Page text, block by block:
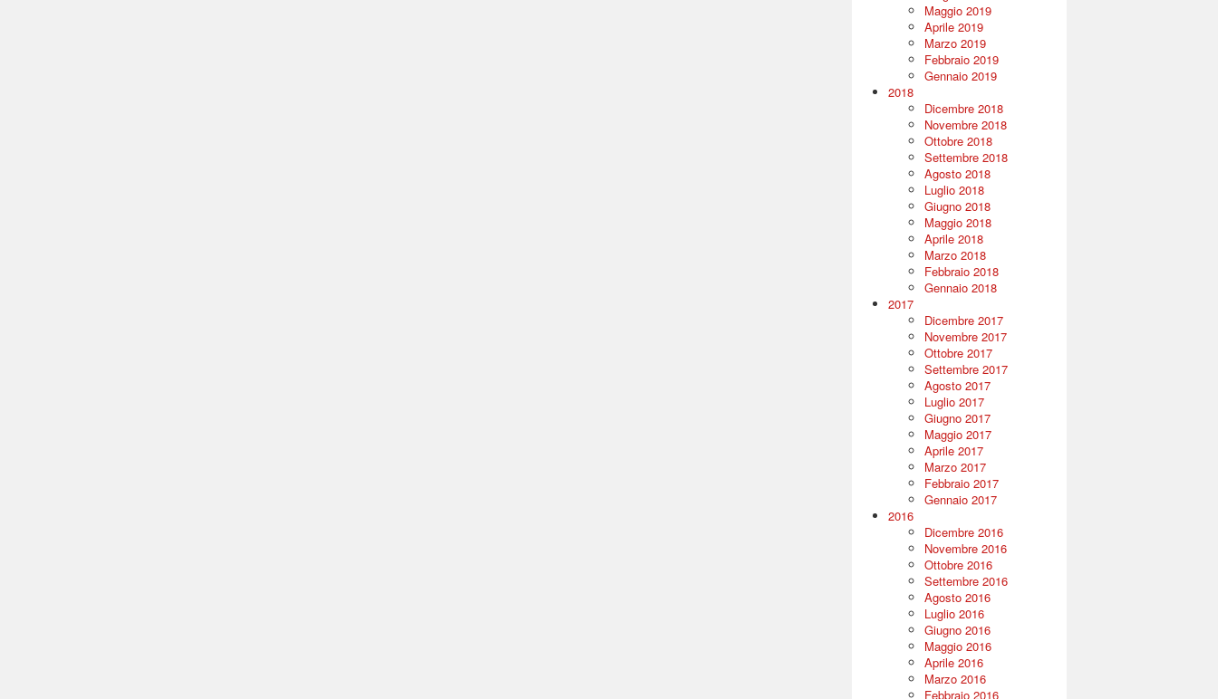
Maggio 2019
Aprile 2019
Marzo 2019
Febbraio 2019
Gennaio 2019
2018
Dicembre 2018
Novembre 2018
Ottobre 2018
Settembre 2018
Agosto 2018
Luglio 2018
Giugno 2018
Maggio 2018
Aprile 2018
Marzo 2018
Febbraio 2018
Gennaio 2018
2017
Dicembre 2017
Novembre 2017
Ottobre 2017
Settembre 2017
Agosto 2017
Luglio 2017
Giugno 2017
Maggio 2017
Aprile 2017
Marzo 2017
Febbraio 2017
Gennaio 2017
2016
Dicembre 2016
Novembre 2016
Ottobre 2016
Settembre 2016
Agosto 2016
Luglio 2016
Giugno 2016
Maggio 2016
Aprile 2016
Marzo 2016
Febbraio 2016